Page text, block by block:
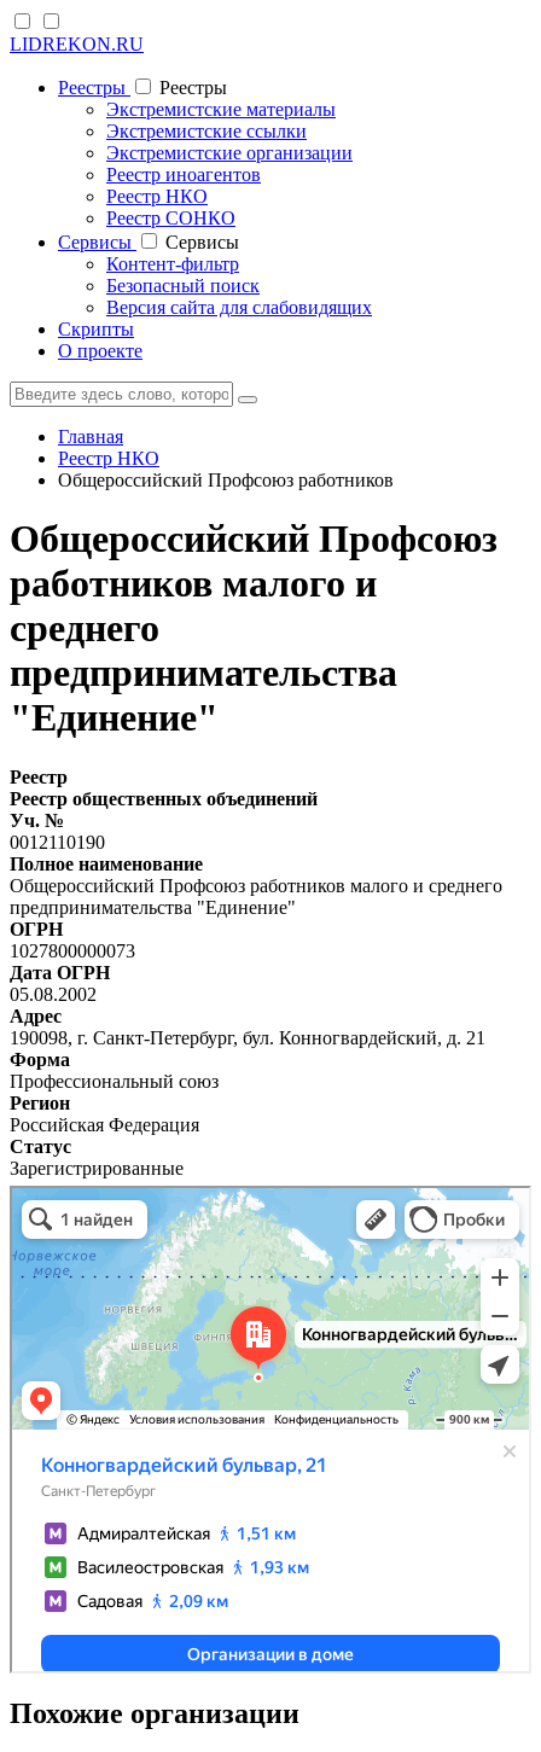
LIDREKON.RU
Реестры
Реестры
Экстремистские материалы
Экстремистские ссылки
Экстремистские организации
Реестр иноагентов
Реестр НКО
Реестр СОНКО
Cервисы
Cервисы
Контент-фильтр
Безопасный поиск
Версия сайта для слабовидящих
Скрипты
О проекте
Главная
Реестр НКО
Общероссийский Профсоюз работников
Общероссийский Профсоюз
работников малого и
среднего
предпринимательства
"Единение"
Реестр
Реестр общественных объединений
Уч. №
0012110190
Полное наименование
Общероссийский Профсоюз работников малого и среднего
предпринимательства "Единение"
ОГРН
1027800000073
Дата ОГРН
05.08.2002
Адрес
190098, г. Санкт-Петербург, бул. Конногвардейский, д. 21
Форма
Профессиональный союз
Регион
Российская Федерация
Статус
Зарегистрированные
Похожие организации